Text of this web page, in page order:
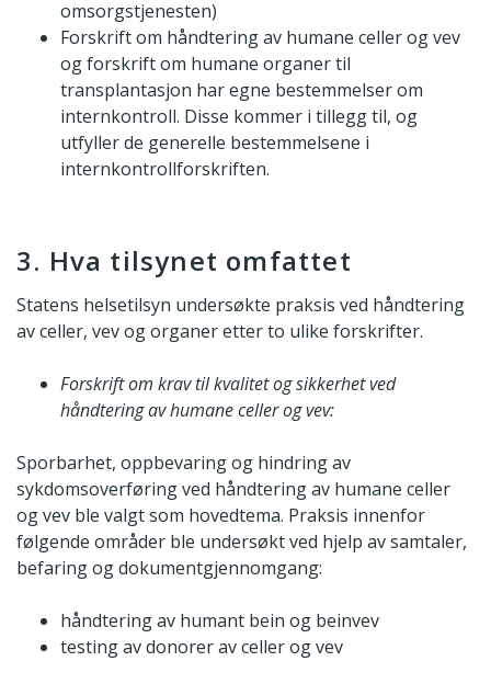
omsorgstjenesten)
Forskrift om håndtering av humane celler og vev
og forskrift om humane organer til
transplantasjon har egne bestemmelser om
internkontroll. Disse kommer i tillegg til, og
utfyller de generelle bestemmelsene i
internkontrollforskriften.
3. Hva tilsynet omfattet
Statens helsetilsyn undersøkte praksis ved håndtering
av celler, vev og organer etter to ulike forskrifter.
Forskrift om krav til kvalitet og sikkerhet ved
håndtering av humane celler og vev:
Sporbarhet, oppbevaring og hindring av
sykdomsoverføring ved håndtering av humane celler
og vev ble valgt som hovedtema. Praksis innenfor
følgende områder ble undersøkt ved hjelp av samtaler,
befaring og dokumentgjennomgang:
håndtering av humant bein og beinvev
testing av donorer av celler og vev